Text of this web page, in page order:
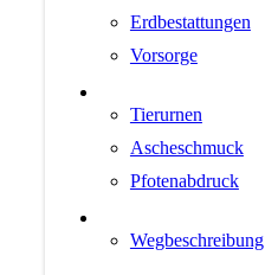
Erdbestattungen
Vorsorge
Tierurnen
Ascheschmuck
Pfotenabdruck
Wegbeschreibung